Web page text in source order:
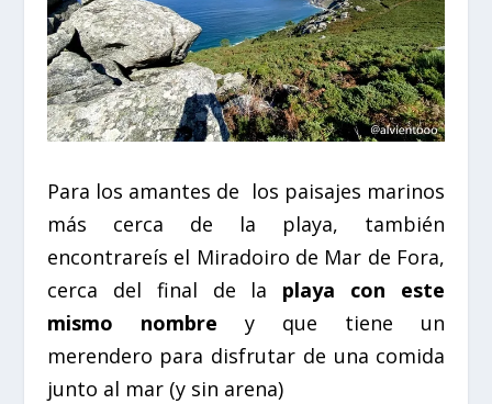
Para los amantes de los paisajes marinos
más cerca de la playa, también
encontrareís el Miradoiro de Mar de Fora,
cerca del final de la playa con este
mismo nombre y que tiene un
merendero para disfrutar de una comida
junto al mar (y sin arena)